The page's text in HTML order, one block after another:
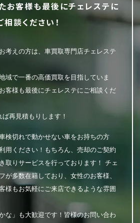
お客様も最後にチェレステに
相談ください！
考えの方は、車買取専門店チェレステ
域で一番の高価買取を目指していま
客様も最後にチェレステにご相談くだ
再見積もりします！
検切れで動かせない車をお持ちの方
用ください！もちろん、売却のご契約
取りサービスを行っております！ チェ
が多数在籍しており、女性のお客様、
様もお気軽にご来店できるような雰囲
な」も大歓迎です！皆様のお問い合わ